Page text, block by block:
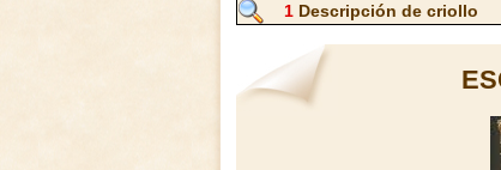
1Descripción de criollo